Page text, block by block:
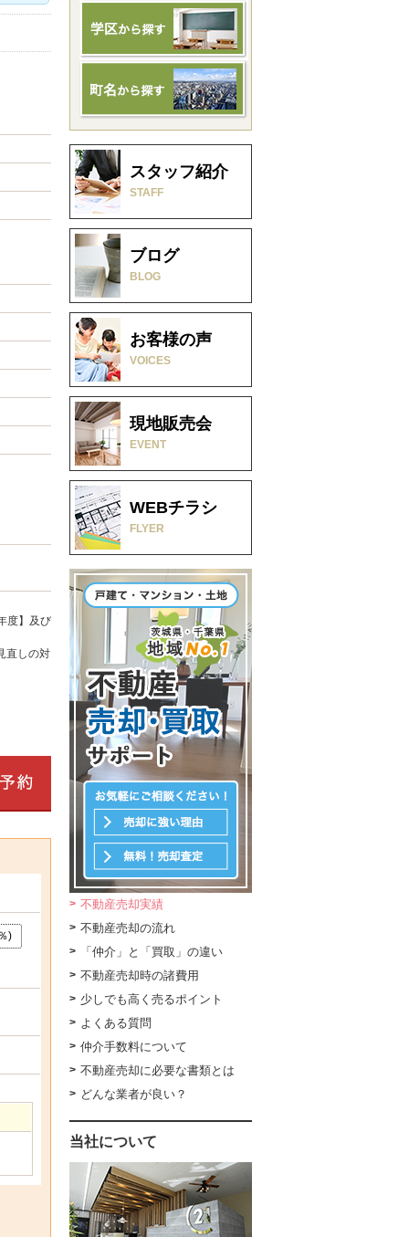
度】及び
直しの対
)
スタッフ紹介
STAFF
ブログ
BLOG
お客様の声
VOICES
現地販売会
EVENT
WEBチラシ
FLYER
不動産売却実績
不動産売却の流れ
「仲介」と「買取」の違い
不動産売却時の諸費用
少しでも高く売るポイント
よくある質問
仲介手数料について
不動産売却に必要な書類とは
どんな業者が良い？
当社について